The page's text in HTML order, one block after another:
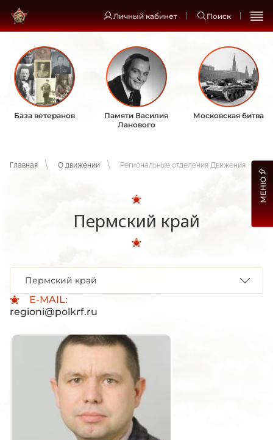
Личный кабинет Поиск
База ветеранов
Памяти Василия
Ланового
Московская битва
Главная О движении Региональные отделения Движения
Пермский край
E-MAIL:
regioni@polkrf.ru
Пермский край
МЕНЮ